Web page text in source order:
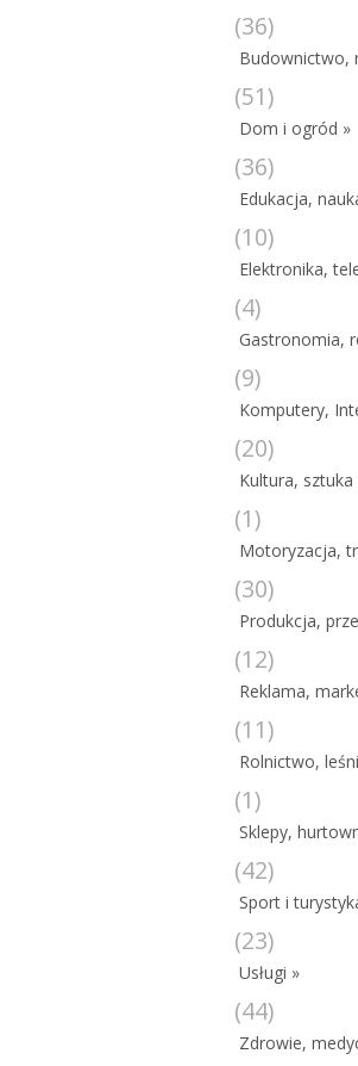
(36)
Budownictwo,
(51)
Dom i ogród »
(36)
Edukacja,
(10)
Elektronika,
(4)
Gastronomia,
(9)
Komputery,
(20)
Kultura, sztuka
(1)
Motoryzacja,
(30)
Produkcja,
(12)
Reklama,
(11)
Rolnictwo,
(1)
Sklepy,
(42)
Sport i
(23)
Usługi »
(44)
Zdrowie,